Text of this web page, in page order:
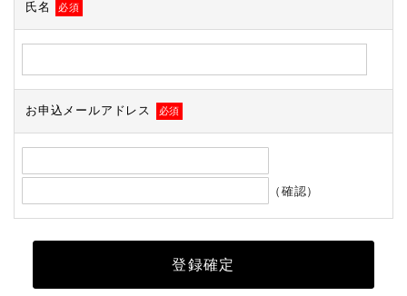
氏名 必須
お申込メールアドレス 必須
（確認）